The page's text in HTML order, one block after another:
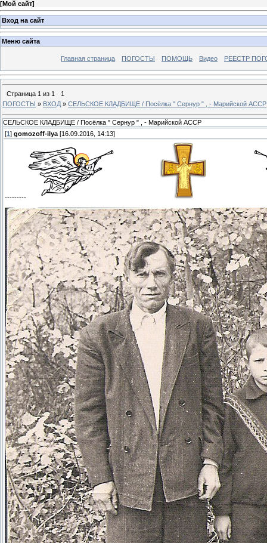
[Мой сайт]
Вход на сайт
Меню сайта
Главная страница ПОГОСТЫ ПОМОЩЬ Видео РЕЕСТР
Страница 1 из 1
1
ПОГОСТЫ » ВХОД » СЕЛЬСКОЕ КЛАДБИЩЕ / Посёлка " Сернур " , - Марийской АССР
СЕЛЬСКОЕ КЛАДБИЩЕ / Посёлка " Сернур " , - Марийской АССР
[1 ] gomozoff-ilya [16.09.2016, 14:13]
---------